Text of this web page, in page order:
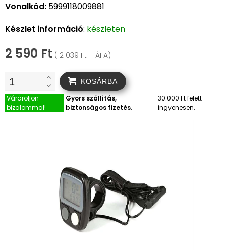
Vonalkód: 5999118009881
Készlet információ: készleten
2 590 Ft ( 2 039 Ft + ÁFA)
KOSÁRBA
Várároljon
bizalommal!
Gyors szállítás,
biztonságos fizetés.
30.000 Ft felett
ingyenesen.